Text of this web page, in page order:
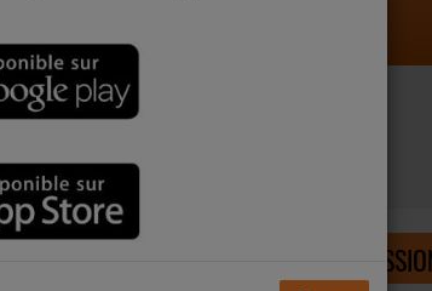
NOS